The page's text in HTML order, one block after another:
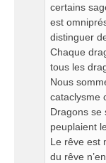
certains
est
distinguer
Chaque
tous les
Nous
cataclysme
Dragons se
peuplaient
Le rêve est
du rêve